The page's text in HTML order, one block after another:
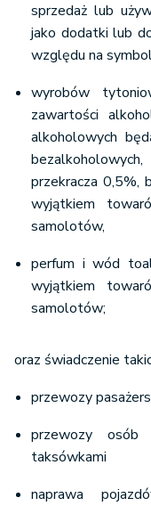
sprzedaż lub
jako dodatki lub
względu na
wyrobów
zawartości
alkoholowych
przekracza 0,5%,
wyjątkiem
samolotów,
perfum i wód
wyjątkiem
samolotów;
oraz świadczenie
przewozy
przewozy osób
taksówkami
naprawa